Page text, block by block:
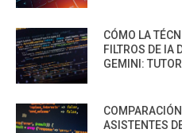
CÓMO LA
FILTROS DE IA
GEMINI:
ASISTENTES